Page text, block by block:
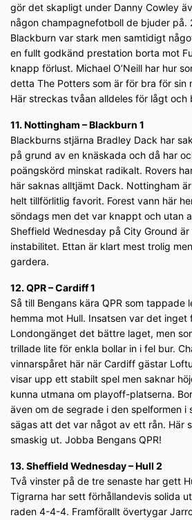
gör det skapligt under Danny Cowley
någon champagnefotboll de bjuder på.
Blackburn var stark men samtidigt
en fullt godkänd prestation borta mot
knapp förlust. Michael O’Neill har hur
detta The Potters som är för bra för sin
Här streckas tvåan alldeles för lågt och
11. Nottingham – Blackburn 1
Blackburns stjärna Bradley Dack har
på grund av en knäskada och då har
poängskörd minskat radikalt. Rovers
här saknas alltjämt Dack. Nottingham
helt tillförlitlig favorit. Forest vann här
söndags men det var knappt och utan
Sheffield Wednesday på City Ground
instabilitet. Ettan är klart mest trolig
gardera.
12. QPR – Cardiff 1
Så till Bengans kära QPR som tappade
hemma mot Hull. Insatsen var det
Londongänget det bättre laget, men
trillade lite för enkla bollar in i fel bur.
vinnarspåret här när Cardiff gästar
visar upp ett stabilt spel men saknar
kunna utmana om playoff-platserna.
även om de segrade i den spelformen i
sägas att det var något av ett rån. Här
smaskig ut. Jobba Bengans QPR!
13. Sheffield Wednesday – Hull 2
Två vinster på de tre senaste har gett
Tigrarna har sett förhållandevis solida
raden 4-4-4. Framförallt övertygar